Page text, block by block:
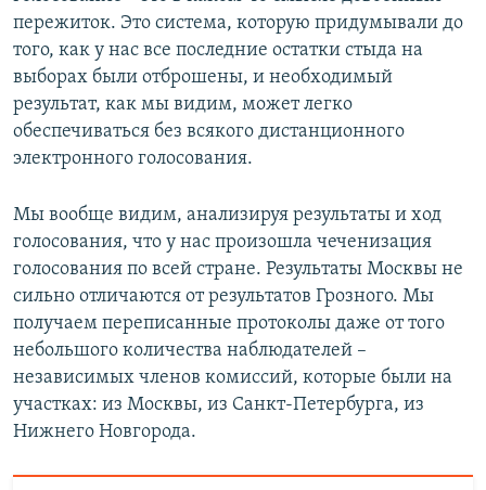
пережиток. Это система, которую придумывали до
того, как у нас все последние остатки стыда на
выборах были отброшены, и необходимый
результат, как мы видим, может легко
обеспечиваться без всякого дистанционного
электронного голосования.
Мы вообще видим, анализируя результаты и ход
голосования, что у нас произошла чеченизация
голосования по всей стране. Результаты Москвы не
сильно отличаются от результатов Грозного. Мы
получаем переписанные протоколы даже от того
небольшого количества наблюдателей –
независимых членов комиссий, которые были на
участках: из Москвы, из Санкт-Петербурга, из
Нижнего Новгорода.